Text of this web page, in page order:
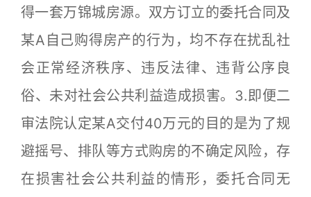
得一套万锦城房源。双方订立的委托合同及
某A自己购得房产的行为，均不存在扰乱社
会正常经济秩序、违反法律、违背公序良
俗、未对社会公共利益造成损害。3.即便二
审法院认定某A交付40万元的目的是为了规
避摇号、排队等方式购房的不确定风险，存
在损害社会公共利益的情形，委托合同无